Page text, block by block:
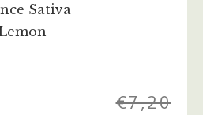
Sativa
€7,20